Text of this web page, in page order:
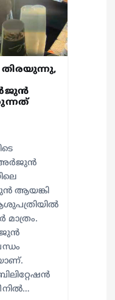
തിരയുന്നു,
അര്‍ജുന്‍
ആയങ്കി